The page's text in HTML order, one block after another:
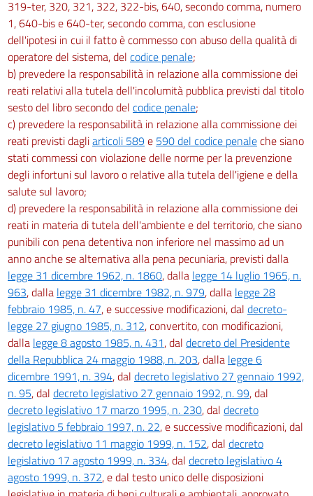
176
177
Capo III
Sanzioni
178
179
Titolo VIII
AGENTI FISICI
Disposizioni generali
180
181
182
183
184
185
186
Capo II
Protezione dei lavoratori contro i rischi di esposizione al rumore durante il
lavoro
187
188
189
319-ter, 320, 321, 322, 322-bis, 640, secondo comma, numero
1, 640-bis e 640-ter, secondo comma, con esclusione
dell'ipotesi in cui il fatto è commesso con abuso della qualità di
operatore del sistema, del codice penale;
b) prevedere la responsabilità in relazione alla commissione dei
reati relativi alla tutela dell'incolumità pubblica previsti dal titolo
sesto del libro secondo del codice penale;
c) prevedere la responsabilità in relazione alla commissione dei
reati previsti dagliarticoli 589 e 590 del codice penaleche siano
stati commessi con violazione delle norme per la prevenzione
degli infortuni sul lavoro o relative alla tutela dell'igiene e della
salute sul lavoro;
d) prevedere la responsabilità in relazione alla commissione dei
reati in materia di tutela dell'ambiente e del territorio, che siano
punibili con pena detentiva non inferiore nel massimo ad un
anno anche se alternativa alla pena pecuniaria, previsti dalla
legge 31 dicembre 1962, n. 1860, dalla legge 14 luglio 1965, n.
963, dalla legge 31 dicembre 1982, n. 979, dalla legge 28
febbraio 1985, n. 47, e successive modificazioni, dal decreto-
legge 27 giugno 1985, n. 312, convertito, con modificazioni,
dalla legge 8 agosto 1985, n. 431, dal decreto del Presidente
della Repubblica 24 maggio 1988, n. 203, dalla legge 6
dicembre 1991, n. 394, dal decreto legislativo 27 gennaio 1992,
n. 95, dal decreto legislativo 27 gennaio 1992, n. 99, dal
decreto legislativo 17 marzo 1995, n. 230, dal decreto
legislativo 5 febbraio 1997, n. 22, e successive modificazioni, dal
decreto legislativo 11 maggio 1999, n. 152, dal decreto
legislativo 17 agosto 1999, n. 334, dal decreto legislativo 4
agosto 1999, n. 372, e dal testo unico delle disposizioni